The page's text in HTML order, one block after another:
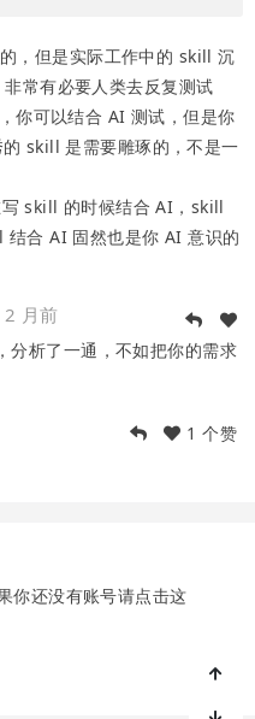
但是实际工作中的 skill 沉
常有必要人类去反复测试
你可以结合 AI 测试，但是你
skill 是需要雕琢的，不是一
skill 的时候结合 AI，skill
合 AI 固然也是你 AI 意识的
2 月前
分析了一通，不如把你的需求
1 个赞
你还没有账号请点击这